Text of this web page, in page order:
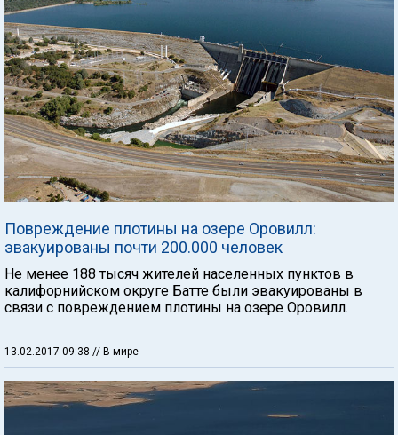
Повреждение плотины на озере Оровилл:
эвакуированы почти 200.000 человек
Не менее 188 тысяч жителей населенных пунктов в
калифорнийском округе Батте были эвакуированы в
связи с повреждением плотины на озере Оровилл.
13.02.2017 09:38 // В мире